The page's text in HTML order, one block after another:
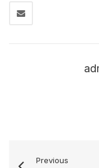
Previous